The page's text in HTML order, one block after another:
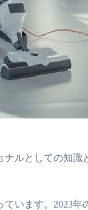
ルとしての知
います。2023年